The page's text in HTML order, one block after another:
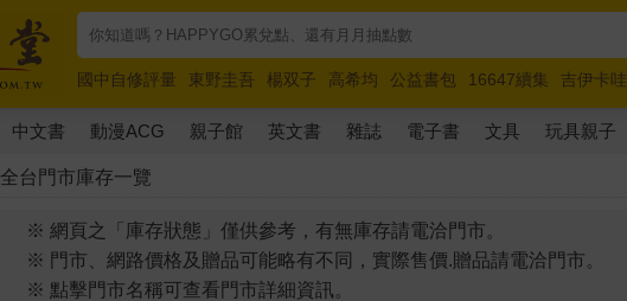
國中自修評量 東野圭吾 楊双子 高希均 公益書包 16647續集 吉伊卡哇
唯紅花綻放
奧德賽 路邊攤新作 馬斯克 玩具總動員5 超慢跑
中文書 動漫ACG 親子館 英文書 雜誌 電子書 文具 玩具親子
全台門市庫存一覽
※ 網頁之「庫存狀態」僅供參考，有無庫存請電洽門市。
※ 門市、網路價格及贈品可能略有不同，實際售價.贈品請電洽門市。
※ 點擊門市名稱可查看門市詳細資訊。